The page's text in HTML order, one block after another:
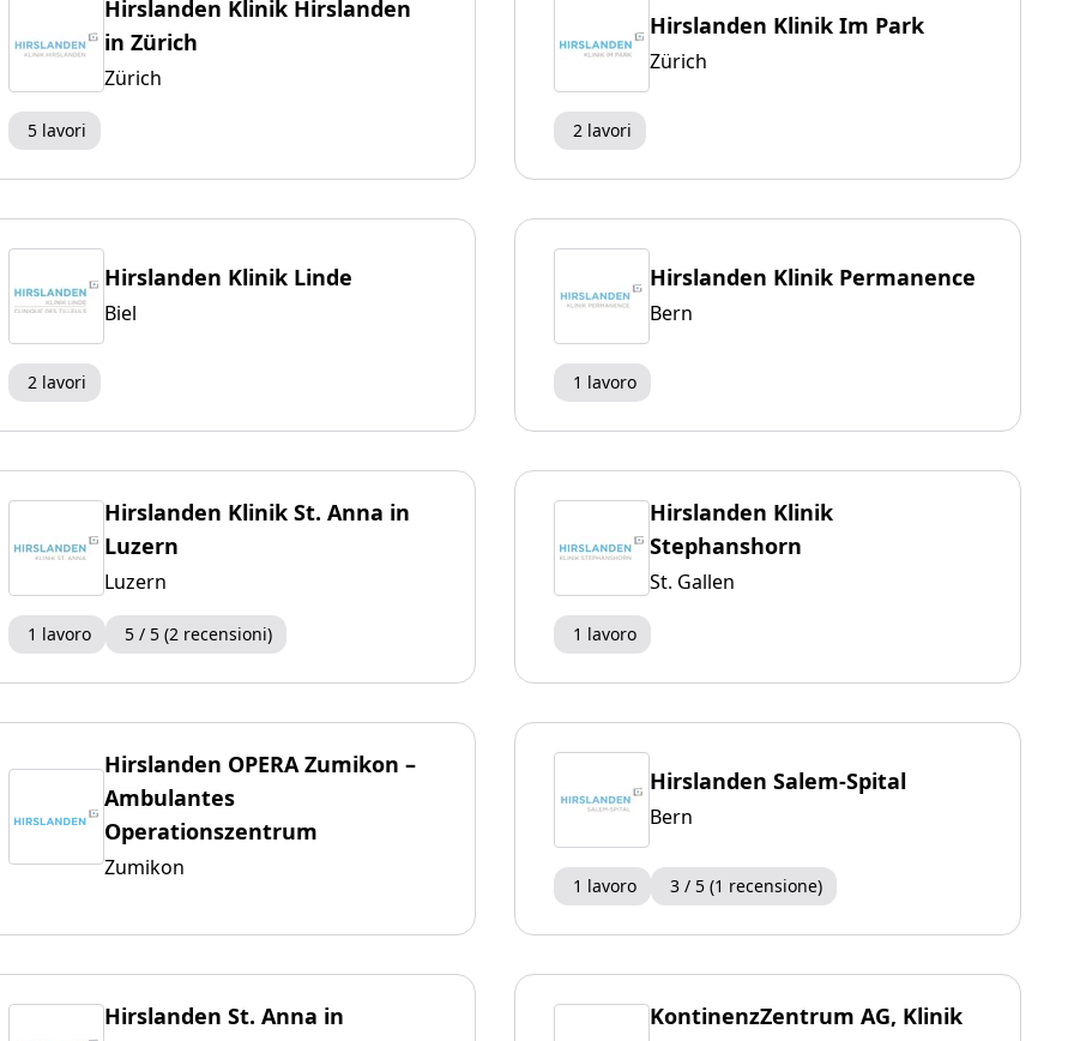
Hirslanden Klinik Hirslanden
in Zürich
Zürich
5 lavori
Hirslanden Klinik Im Park
Zürich
2 lavori
Hirslanden Klinik Linde
Biel
2 lavori
Hirslanden Klinik Permanence
Bern
1 lavoro
Hirslanden Klinik St. Anna in
Luzern
Luzern
1 lavoro 5 / 5 (2 recensioni)
Hirslanden Klinik
Stephanshorn
St. Gallen
1 lavoro
Hirslanden OPERA Zumikon –
Ambulantes
Operationszentrum
Zumikon
Hirslanden Salem-Spital
Bern
1 lavoro 3 / 5 (1 recensione)
Hirslanden St. Anna in
KontinenzZentrum AG, Klinik